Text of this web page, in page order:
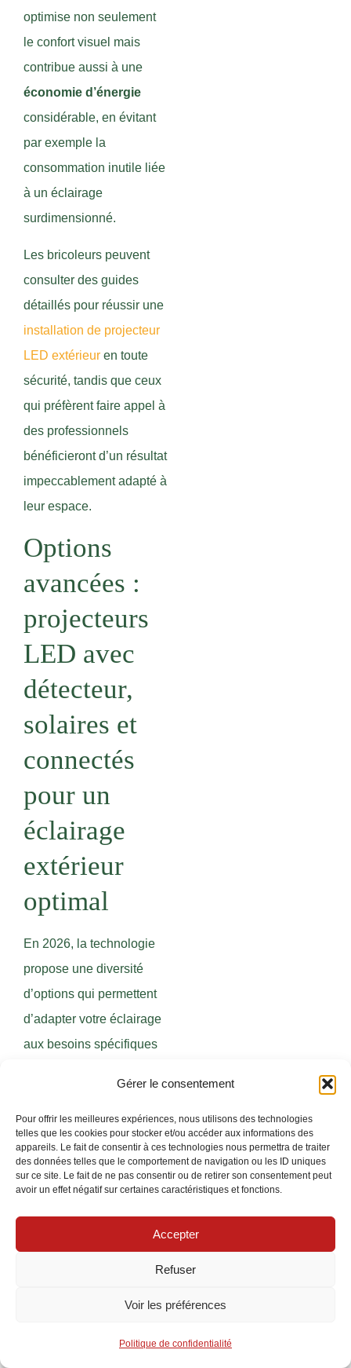
Gérer le consentement
Pour offrir les meilleures expériences, nous utilisons des technologies
telles que les cookies pour stocker et/ou accéder aux informations des
appareils. Le fait de consentir à ces technologies nous permettra de traiter
des données telles que le comportement de navigation ou les ID uniques
sur ce site. Le fait de ne pas consentir ou de retirer son consentement peut
avoir un effet négatif sur certaines caractéristiques et fonctions.
Accepter
Refuser
Voir les préférences
Politique de confidentialité
optimise non seulement
le confort visuel mais
contribue aussi à une
économie d’énergie
considérable, en évitant
par exemple la
consommation inutile liée
à un éclairage
surdimensionné.
Les bricoleurs peuvent
consulter des guides
détaillés pour réussir une
installation de projecteur
LED extérieur en toute
sécurité, tandis que ceux
qui préfèrent faire appel à
des professionnels
bénéficieront d’un résultat
impeccablement adapté à
leur espace.
Options
avancées :
projecteurs
LED avec
détecteur,
solaires et
connectés
pour un
éclairage
extérieur
optimal
En 2026, la technologie
propose une diversité
d’options qui permettent
d’adapter votre éclairage
aux besoins spécifiques
confort d’utilisation.
Les projecteurs LED
avec détecteur de
pour des raisons de